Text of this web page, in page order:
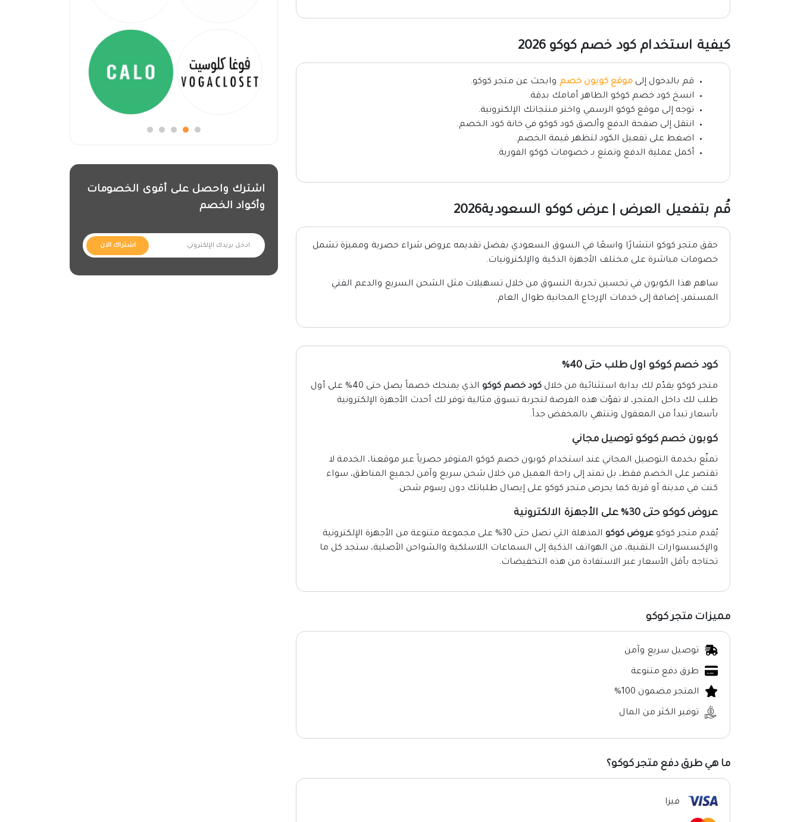
كيفية استخدام كود خصم كوكو 2026
قم بالدخول إلى موقع كوبون خصم وابحث عن متجر كوكو.
انسخ كود خصم كوكو الظاهر أمامك بدقة.
توجه إلى موقع كوكو الرسمي واختر منتجاتك الإلكترونية.
انتقل إلى صفحة الدفع وألصق كود كوكو في خانة كود الخصم.
اضغط على تفعيل الكود لتظهر قيمة الخصم.
أكمل عملية الدفع وتمتع بـ خصومات كوكو الفورية.
قُم بتفعيل العرض | عرض كوكو السعودية2026
حقق متجر كوكو انتشارًا واسعًا في السوق السعودي بفضل تقديمه عروض شراء حصرية ومميزة تشمل
خصومات مباشرة على مختلف الأجهزة الذكية والإلكترونيات.
ساهم هذا الكوبون في تحسين تجربة التسوق من خلال تسهيلات مثل الشحن السريع والدعم الفني
المستمر، إضافة إلى خدمات الإرجاع المجانية طوال العام.
كود خصم كوكو اول طلب حتى 40%
متجر كوكو يقدّم لك بداية استثنائية من خلال كود خصم كوكو
الذي يمنحك خصماً يصل حتى 40% على أول
طلب لك داخل المتجر، لا تفوّت هذه الفرصة لتجربة تسوق مثالية توفر لك أحدث الأجهزة الإلكترونية
بأسعار تبدأ من المعقول وتنتهي بالمخفض جداً.
كوبون خصم كوكو توصيل مجاني
تمتّع بخدمة التوصيل المجاني عند استخدام كوبون خصم كوكو المتوفر حصرياً عبر موقعنا، الخدمة لا
تقتصر على الخصم فقط، بل تمتد إلى راحة العميل من خلال شحن سريع وآمن لجميع المناطق، سواء
كنت في مدينة أو قرية كما يحرص متجر كوكو على إيصال طلباتك دون رسوم شحن.
عروض كوكو حتى 30% على الأجهزة الالكترونية
يُقدم متجر كوكو عروض كوكو
المذهلة التي تصل حتى 30% على مجموعة متنوعة من الأجهزة الإلكترونية
والإكسسوارات التقنية، من الهواتف الذكية إلى السماعات اللاسلكية والشواحن الأصلية، ستجد كل ما
تحتاجه بأقل الأسعار عبر الاستفادة من هذه التخفيضات.
مميزات متجر كوكو
توصيل سريع وآمن
طرق دفع متنوعة
المتجر مضمون 100%
توفير الكثر من المال
ما هي طرق دفع متجر كوكو؟
فيزا
اشترك واحصل على أقوى الخصومات
وأكواد الخصم
اشتراك الان